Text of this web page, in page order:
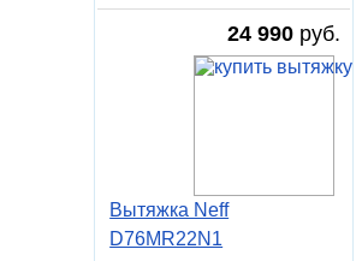
24 990 руб.
Вытяжка Neff
D76MR22N1